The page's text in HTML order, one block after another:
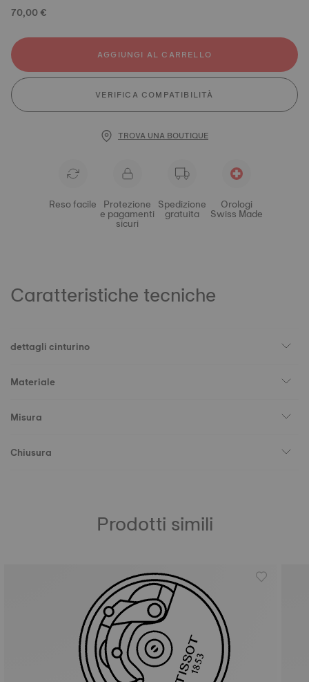
70,00 €
AGGIUNGI AL CARRELLO
VERIFICA COMPATIBILITÀ
TROVA UNA BOUTIQUE
Reso facile Protezione
e pagamenti
sicuri
Spedizione
gratuita
Orologi
Swiss Made
Caratteristiche tecniche
dettagli cinturino
Materiale
Misura
Chiusura
Prodotti simili